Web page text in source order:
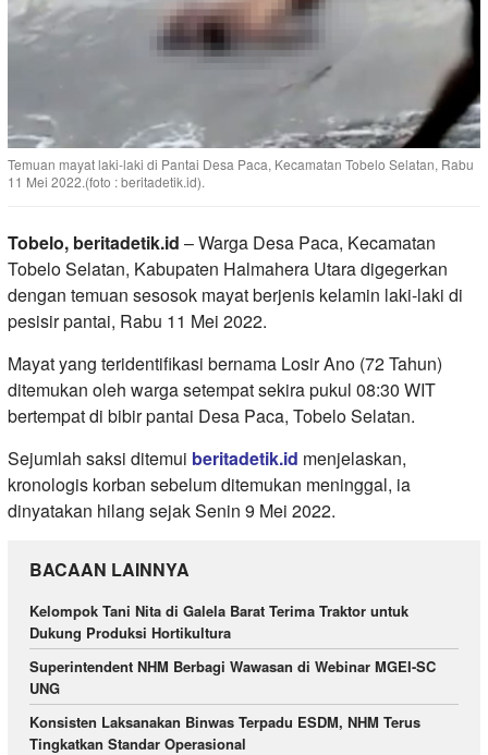
Temuan mayat laki-laki di Pantai Desa Paca, Kecamatan Tobelo Selatan, Rabu
11 Mei 2022.(foto : beritadetik.id).
Tobelo, beritadetik.id – Warga Desa Paca, Kecamatan
Tobelo Selatan, Kabupaten Halmahera Utara digegerkan
dengan temuan sesosok mayat berjenis kelamin laki-laki di
pesisir pantai, Rabu 11 Mei 2022.
Mayat yang teridentifikasi bernama Losir Ano (72 Tahun)
ditemukan oleh warga setempat sekira pukul 08:30 WIT
bertempat di bibir pantai Desa Paca, Tobelo Selatan.
Sejumlah saksi ditemui beritadetik.id menjelaskan,
kronologis korban sebelum ditemukan meninggal, ia
dinyatakan hilang sejak Senin 9 Mei 2022.
BACAAN LAINNYA
Kelompok Tani Nita di Galela Barat Terima Traktor untuk
Dukung Produksi Hortikultura
Superintendent NHM Berbagi Wawasan di Webinar MGEI-SC
UNG
Konsisten Laksanakan Binwas Terpadu ESDM, NHM Terus
Tingkatkan Standar Operasional